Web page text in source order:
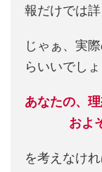
報だけでは
じゃぁ、実
らいいでしょ
あなたの、
およ
を考えなけれ